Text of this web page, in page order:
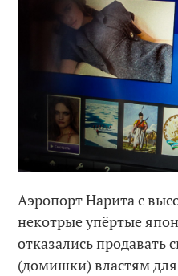
Аэропорт Нарита с
некотрые упёртые
отказались продавать
(домишки) властям